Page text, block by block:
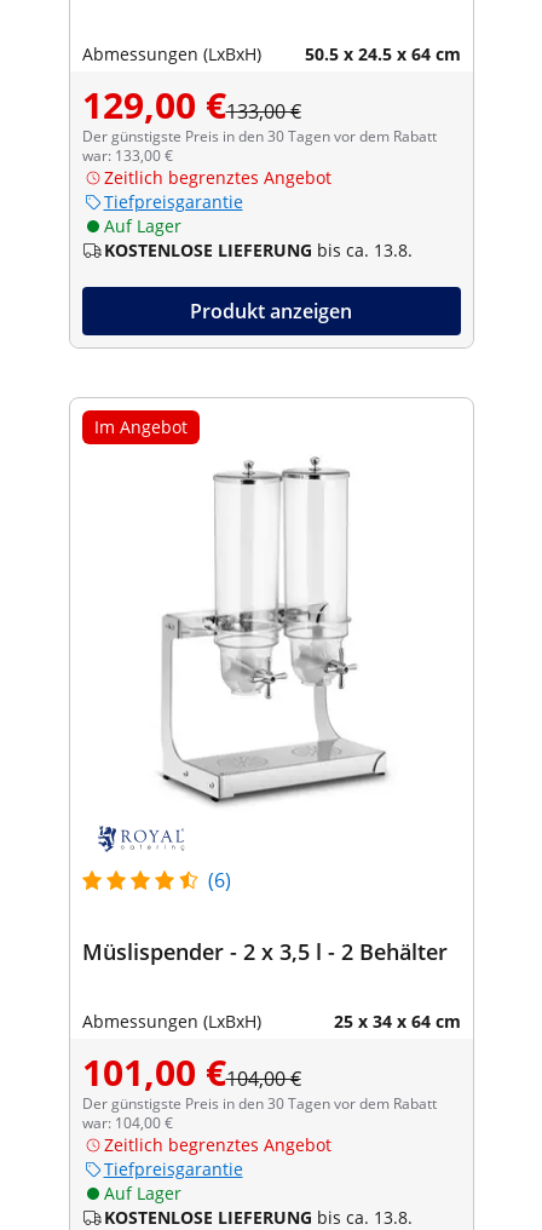
Abmessungen (LxBxH) 50.5 x 24.5 x 64 cm
129,00 €133,00 €
Der günstigste Preis in den 30 Tagen vor dem Rabatt
war: 133,00 €
Zeitlich begrenztes Angebot
Tiefpreisgarantie
Auf Lager
KOSTENLOSE LIEFERUNG bis ca. 13.8.
Produkt anzeigen
Im Angebot
(6)
Müslispender - 2 x 3,5 l - 2 Behälter
Abmessungen (LxBxH) 25 x 34 x 64 cm
101,00 €104,00 €
Der günstigste Preis in den 30 Tagen vor dem Rabatt
war: 104,00 €
Zeitlich begrenztes Angebot
Tiefpreisgarantie
Auf Lager
KOSTENLOSE LIEFERUNG bis ca. 13.8.